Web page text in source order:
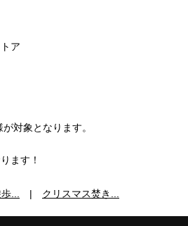
ア
対象となります。
ます！
... | クリスマス焚き...